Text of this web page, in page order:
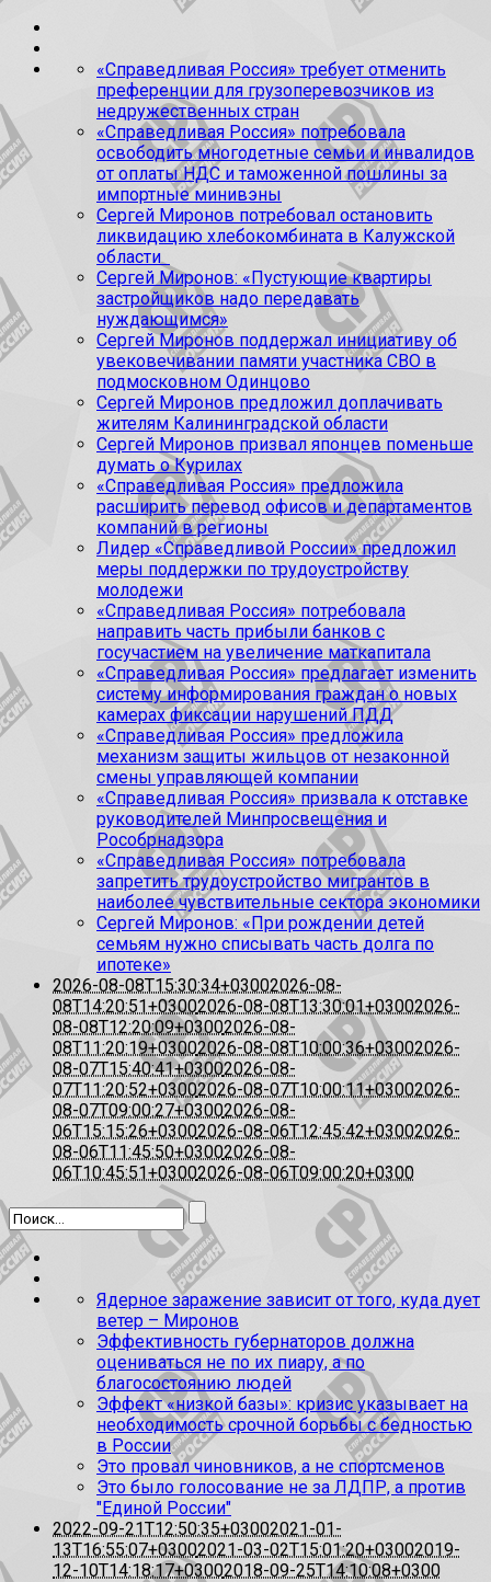
«Справедливая Россия» требует отменить
преференции для грузоперевозчиков из
недружественных стран
«Справедливая Россия» потребовала
освободить многодетные семьи и инвалидов
от оплаты НДС и таможенной пошлины за
импортные минивэны
Сергей Миронов потребовал остановить
ликвидацию хлебокомбината в Калужской
области
Сергей Миронов: «Пустующие квартиры
застройщиков надо передавать
нуждающимся»
Сергей Миронов поддержал инициативу об
увековечивании памяти участника СВО в
подмосковном Одинцово
Сергей Миронов предложил доплачивать
жителям Калининградской области
Сергей Миронов призвал японцев поменьше
думать о Курилах
«Справедливая Россия» предложила
расширить перевод офисов и департаментов
компаний в регионы
Лидер «Справедливой России» предложил
меры поддержки по трудоустройству
молодежи
«Справедливая Россия» потребовала
направить часть прибыли банков с
госучастием на увеличение маткапитала
«Справедливая Россия» предлагает изменить
систему информирования граждан о новых
камерах фиксации нарушений ПДД
«Справедливая Россия» предложила
механизм защиты жильцов от незаконной
смены управляющей компании
«Справедливая Россия» призвала к отставке
руководителей Минпросвещения и
Рособрнадзора
«Справедливая Россия» потребовала
запретить трудоустройство мигрантов в
наиболее чувствительные сектора экономики
Сергей Миронов: «При рождении детей
семьям нужно списывать часть долга по
ипотеке»
2026-08-08T15:30:34+03002026-08-
08T14:20:51+03002026-08-08T13:30:01+03002026-
08-08T12:20:09+03002026-08-
08T11:20:19+03002026-08-08T10:00:36+03002026-
08-07T15:40:41+03002026-08-
07T11:20:52+03002026-08-07T10:00:11+03002026-
08-07T09:00:27+03002026-08-
06T15:15:26+03002026-08-06T12:45:42+03002026-
08-06T11:45:50+03002026-08-
06T10:45:51+03002026-08-06T09:00:20+0300
Ядерное заражение зависит от того, куда дует
ветер – Миронов
Эффективность губернаторов должна
оцениваться не по их пиару, а по
благосостоянию людей
Эффект «низкой базы»: кризис указывает на
необходимость срочной борьбы с бедностью
в России
Это провал чиновников, а не спортсменов
Это было голосование не за ЛДПР, а против
"Единой России"
2022-09-21T12:50:35+03002021-01-
13T16:55:07+03002021-03-02T15:01:20+03002019-
12-10T14:18:17+03002018-09-25T14:10:08+0300